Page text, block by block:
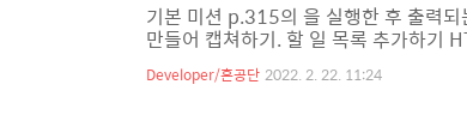
기본 미션 p.315의 을 실행한 후 출력
만들어 캡쳐하기. 할 일 목록 추가하기
요소(ELEMENT)라고 부릅니다. 그리고
형태를 문서 객체 모델이라고 부릅니다
Developer/혼공단 2022. 2. 22. 11:24